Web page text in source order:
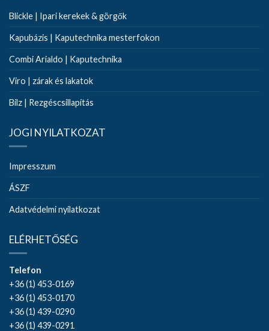
Blickle | Ipari kerekek & görgők
Kapubázis | Kaputechnika mesterfokon
Combi Arialdo | Kaputechnika
Viro | zárak és lakatok
Bilz | Rezgéscsillapítás
JOGI NYILATKOZAT
Impresszum
ÁSZF
Adatvédelmi nyilatkozat
ELÉRHETŐSÉG
Telefon
+36 (1) 453-0169
+36 (1) 453-0170
+36 (1) 439-0290
+36 (1) 439-0291